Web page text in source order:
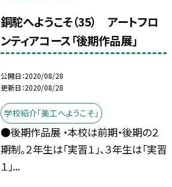
銅駝へようこそ（35） アートフロ
ンティアコース「後期作品展」
公開日 2020/08/28
更新日 2020/08/28
学校紹介「美工へようこそ」
●後期作品展 ・本校は前期・後期の２
期制。２年生は「実習１」、３年生は「実習
１」...